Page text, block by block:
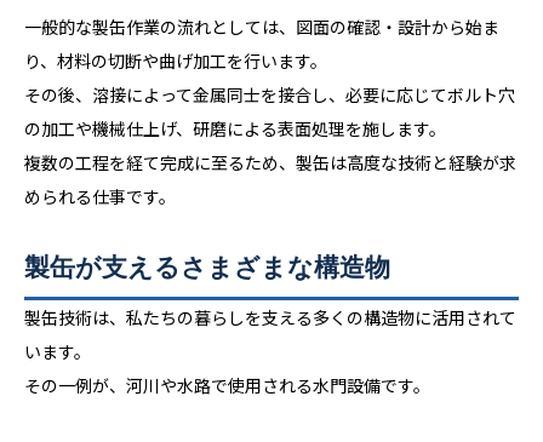
一般的な製缶作業の流れとしては、図面の確認・設計から始ま
り、材料の切断や曲げ加工を行います。
その後、溶接によって金属同士を接合し、必要に応じてボルト穴
の加工や機械仕上げ、研磨による表面処理を施します。
複数の工程を経て完成に至るため、製缶は高度な技術と経験が求
められる仕事です。
製缶が支えるさまざまな構造物
製缶技術は、私たちの暮らしを支える多くの構造物に活用されて
います。
その一例が、河川や水路で使用される水門設備です。